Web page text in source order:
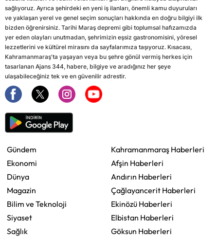
sağlıyoruz. Ayrıca şehirdeki en yeni iş ilanları, önemli kamu duyuruları
ve yaklaşan yerel ve genel seçim sonuçları hakkında en doğru bilgiyi ilk
bizden öğrenirsiniz. Tarihi Maraş depremi gibi toplumsal hafızamızda
yer eden olayları unutmadan, şehrimizin eşsiz gastronomisini, yöresel
lezzetlerini ve kültürel mirasını da sayfalarımıza taşıyoruz. Kısacası,
Kahramanmaraş'ta yaşayan veya bu şehre gönül vermiş herkes için
tasarlanan Ajans 344, habere, bilgiye ve aradığınız her şeye
ulaşabileceğiniz tek ve en güvenilir adrestir.
Gündem
Ekonomi
Dünya
Magazin
Bilim ve Teknoloji
Siyaset
Sağlık
Kahramanmaraş Haberleri
Afşin Haberleri
Andırın Haberleri
Çağlayancerit Haberleri
Ekinözü Haberleri
Elbistan Haberleri
Göksun Haberleri